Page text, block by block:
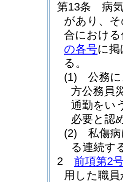
第13条
病
があり、
合におけ
の各号に
る。
(1)
公務
方公務員
通勤をい
必要と認
(2)
私傷
る連続す
2
前項第2
用した職員